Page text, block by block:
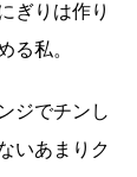
ぎりは作り
る私。
ジでチンし
いあまりク